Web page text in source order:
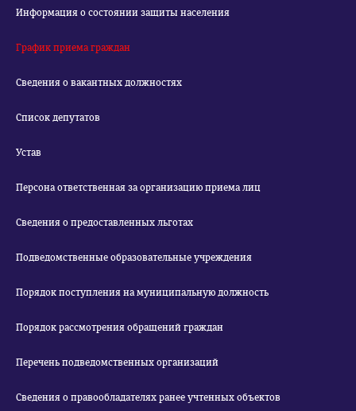
Информация о состоянии защиты населения
График приема граждан
Сведения о вакантных должностях
Список депутатов
Устав
Персона ответственная за организацию приема лиц
Сведения о предоставленных льготах
Подведомственные образовательные учреждения
Порядок поступления на муниципальную должность
Порядок рассмотрения обращений граждан
Перечень подведомственных организаций
Сведения о правообладателях ранее учтенных объектов